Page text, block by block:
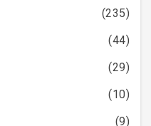
(235)
(44)
(29)
(10)
(9)